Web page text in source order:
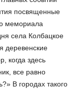
посвященные
мемориала
села Колбацкое
деревенские
когда здесь
все равно
В городах такого